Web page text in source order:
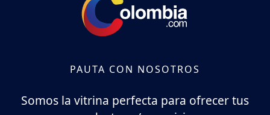
PAUTA CON NOSOTROS
Somos la vitrina perfecta para ofrecer tus